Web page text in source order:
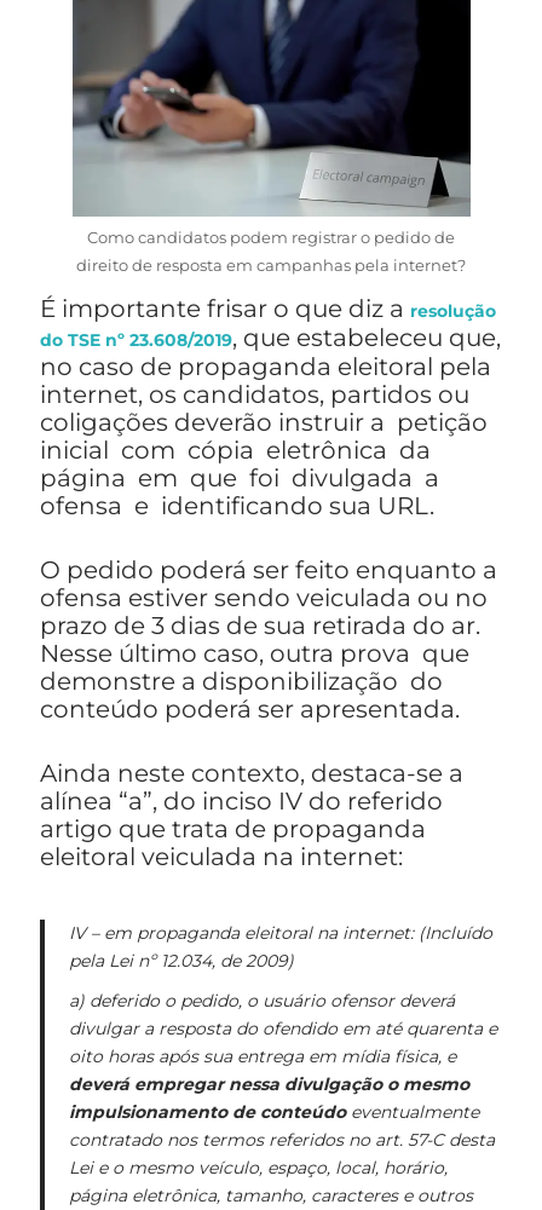
Como candidatos podem registrar o pedido de
direito de resposta em campanhas pela internet?
É importante frisar o que diz a resolução
do TSE nº 23.608/2019, que estabeleceu que,
no caso de propaganda eleitoral pela
internet, os candidatos, partidos ou
coligações deverão instruir a petição
inicial com cópia eletrônica da
página em que foi divulgada a
ofensa e identificando sua URL.
O pedido poderá ser feito enquanto a
ofensa estiver sendo veiculada ou no
prazo de 3 dias de sua retirada do ar.
Nesse último caso, outra prova que
demonstre a disponibilização do
conteúdo poderá ser apresentada.
Ainda neste contexto, destaca-se a
alínea “a”, do inciso IV do referido
artigo que trata de propaganda
eleitoral veiculada na internet:
IV – em propaganda eleitoral na internet: (Incluído
pela Lei nº 12.034, de 2009)
a) deferido o pedido, o usuário ofensor deverá
divulgar a resposta do ofendido em até quarenta e
oito horas após sua entrega em mídia física, e
deverá empregar nessa divulgação o mesmo
impulsionamento de conteúdoeventualmente
contratado nos termos referidos no art. 57-C desta
Lei e o mesmo veículo, espaço, local, horário,
página eletrônica, tamanho, caracteres e outros